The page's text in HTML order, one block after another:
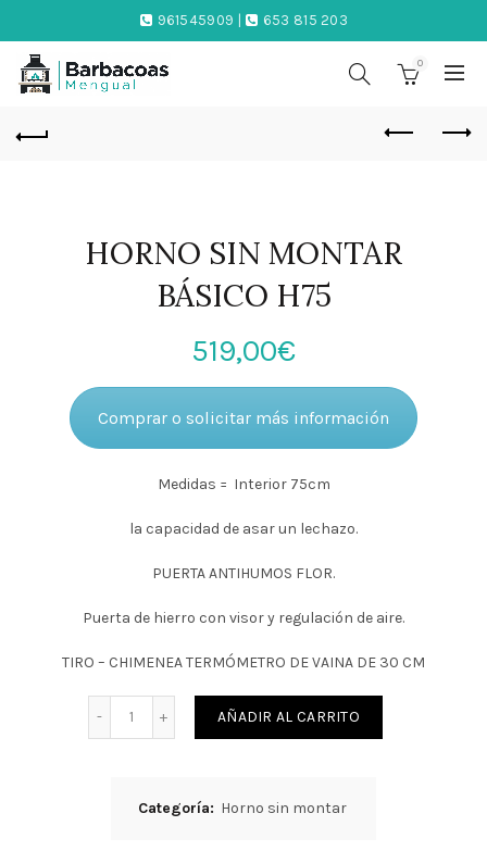
961545909 | 653 815 203
0
HORNO SIN MONTAR
BÁSICO H75
519,00€
Comprar o solicitar más información
Medidas = Interior 75cm
la capacidad de asar un lechazo.
PUERTA ANTIHUMOS FLOR.
Puerta de hierro con visor y regulación de aire.
TIRO – CHIMENEA TERMÓMETRO DE VAINA DE 30 CM
Cantidad
AÑADIR AL CARRITO
Categoría: Horno sin montar